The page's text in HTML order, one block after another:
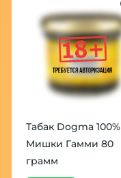
Табак Dogma 100%
Мишки Гамми 80
грамм